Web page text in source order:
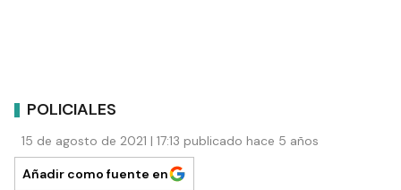
POLICIALES
15 de agosto de 2021 | 17:13 publicado hace 5 años
Añadir como fuente en